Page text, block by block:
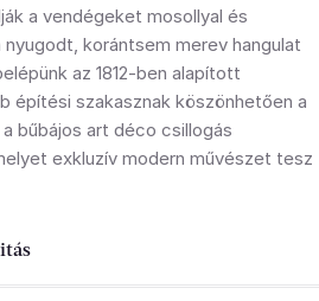
a vendégeket mosollyal és
korántsem merev hangulat
az 1812-ben alapított
építési szakasznak köszönhetően a
bűbájos art déco csillogás
exkluzív modern művészet tesz